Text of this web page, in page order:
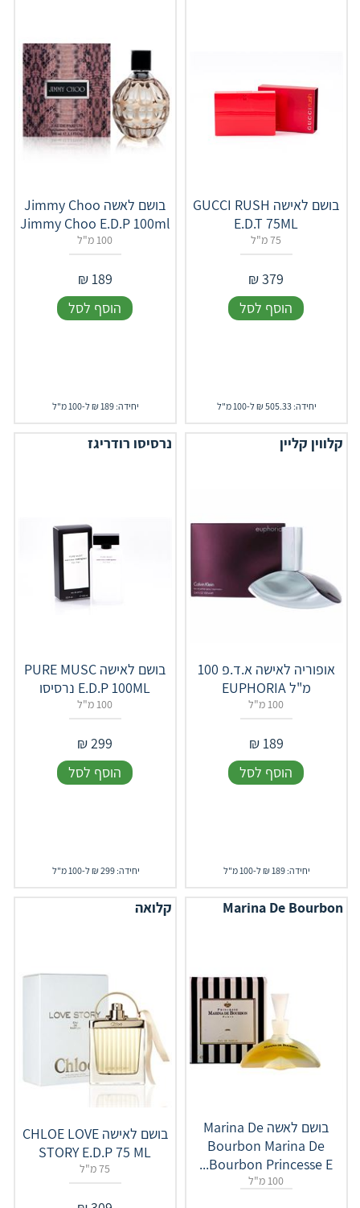
בושם לאישה GUCCI RUSH
E.D.T 75ML
75 מ"ל
379
₪
הוסף לסל
יחידה: 505.33 ₪ ל-100 מ"ל
בושם לאשה Jimmy Choo
Jimmy Choo E.D.P 100ml
100 מ"ל
189
₪
הוסף לסל
יחידה: 189 ₪ ל-100 מ"ל
קלווין קליין
אופוריה לאישה א.ד.פ 100
מ"ל EUPHORIA
100 מ"ל
189
₪
הוסף לסל
יחידה: 189 ₪ ל-100 מ"ל
נרסיסו רודריגז
בושם לאישה PURE MUSC
E.D.P 100ML נרסיסו
100 מ"ל
299
₪
הוסף לסל
יחידה: 299 ₪ ל-100 מ"ל
Marina De Bourbon
בושם לאשה Marina De
Bourbon Marina De
Bourbon Princesse E...
100 מ"ל
קלואה
בושם לאישה CHLOE LOVE
STORY E.D.P 75 ML
75 מ"ל